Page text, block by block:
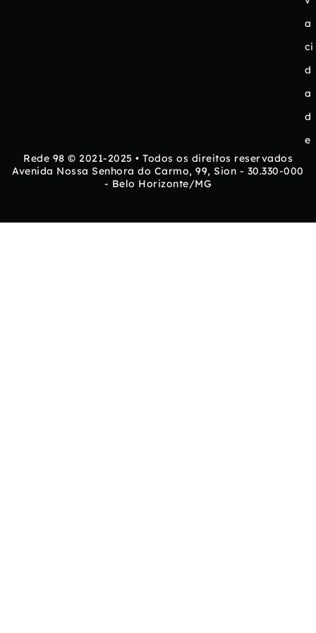
a
ci
d
a
d
e
Rede 98 © 2021-2025 • Todos os direitos reservados
Avenida Nossa Senhora do Carmo, 99, Sion - 30.330-000
- Belo Horizonte/MG